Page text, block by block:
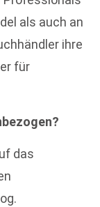
als auch an
ihre
für
das